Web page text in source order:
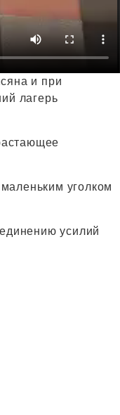
и при
лагерь
уголком
усилий